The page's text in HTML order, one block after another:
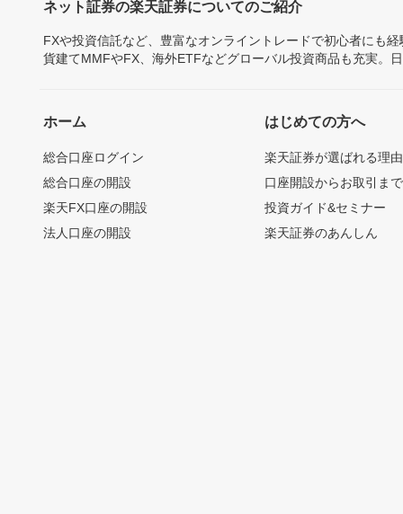
ネット証券の楽天証券についてのご紹介
FXや投資信託など、豊富なオンライントレードで初心者にも
貨建てMMFやFX、海外ETFなどグローバル投資商品も充実。
ホーム
総合口座ログイン
総合口座の開設
楽天FX口座の開設
法人口座の開設
はじめての方へ
楽天証券が選ばれる理由
口座開設からお取引ま
投資ガイド&セミナー
楽天証券のあんしん